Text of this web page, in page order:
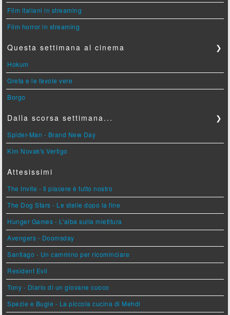
Film italiani in streaming
Film horror in streaming
Questa settimana al cinema ❯
Hokum
Greta e le favole vere
Borgo
Dalla scorsa settimana... ❯
Spider-Man - Brand New Day
Kim Novak's Vertigo
Attesissimi
The Invite - Il piacere è tutto nostro
The Dog Stars - Le stelle dopo la fine
Hunger Games - L'alba sulla mietitura
Avengers - Doomsday
Santiago - Un cammino per ricominciare
Resident Evil
Tony - Diario di un giovane cuoco
Spezie e Bugie - La piccola cucina di Mehdi